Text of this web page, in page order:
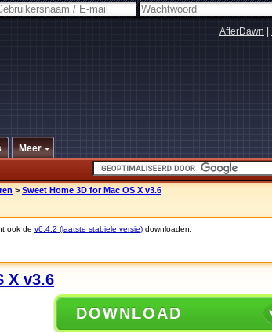
AfterDawn
Meer
> Sweet Home 3D for Mac OS X v3.6
ook de v6.4.2 (laatste stabiele versie) downloaden.
X v3.6
DOWNLOAD